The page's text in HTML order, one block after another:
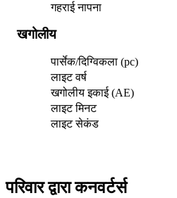
गहराई नापना
खगोलीय
पार्सेक/दिग्विकला (pc)
लाइट वर्ष
खगोलीय इकाई (AE)
लाइट मिनट
लाइट सेकंड
परिवार द्वारा कनवर्टर्स